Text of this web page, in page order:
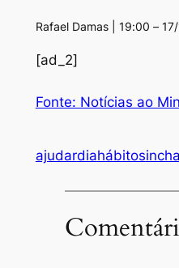
Rafael Damas | 19:00 –
[ad_2]
Fonte: Notícias ao
ajudardiahábitos